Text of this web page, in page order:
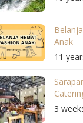
Anak
11
3